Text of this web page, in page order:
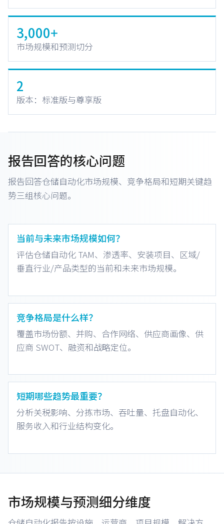
3,000+
市场规模和预测切分
2
版本：标准版与尊享版
报告回答的核心问题
报告回答仓储自动化市场规模、竞争格局和短期关键趋
势三组核心问题。
当前与未来市场规模如何？
评估仓储自动化 TAM、渗透率、安装项目、区域/
垂直行业/产品类型的当前和未来市场规模。
竞争格局是什么样？
覆盖市场份额、并购、合作网络、供应商画像、供
应商 SWOT、融资和战略定位。
短期哪些趋势最重要？
分析关税影响、分拣市场、吞吐量、托盘自动化、
服务收入和行业结构变化。
市场规模与预测细分维度